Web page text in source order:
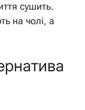
сушить.
на чолі, а